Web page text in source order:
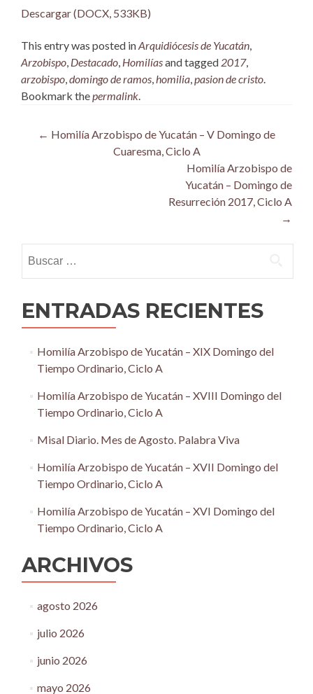
Descargar (DOCX, 533KB)
This entry was posted inArquidiócesis de Yucatán,
Arzobispo, Destacado, Homilíasand tagged 2017,
arzobispo,domingo de ramos,homilia,pasion de cristo.
Bookmark thepermalink.
Post
navigation
← Homilía Arzobispo de Yucatán – V Domingo de
Cuaresma, Ciclo A
Homilía Arzobispo de
Yucatán – Domingo de
Resurreción 2017, Ciclo A
→
ENTRADAS RECIENTES
Homilía Arzobispo de Yucatán – XIX Domingo del
Tiempo Ordinario, Ciclo A
Homilía Arzobispo de Yucatán – XVIII Domingo del
Tiempo Ordinario, Ciclo A
Misal Diario. Mes de Agosto. Palabra Viva
Homilía Arzobispo de Yucatán – XVII Domingo del
Tiempo Ordinario, Ciclo A
Homilía Arzobispo de Yucatán – XVI Domingo del
Tiempo Ordinario, Ciclo A
ARCHIVOS
agosto 2026
julio 2026
junio 2026
mayo 2026